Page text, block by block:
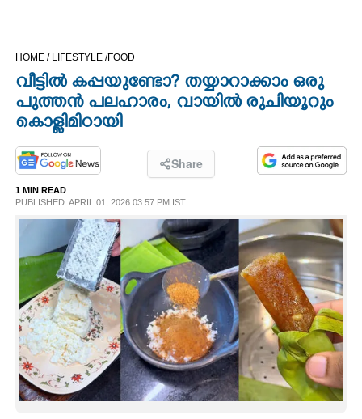
OPINION
PHOTOS
LIFESTYLE
SPIRITUAL
INFO+
ART
ASTRO
HOME / LIFESTYLE /FOOD
വീട്ടിൽ കപ്പയുണ്ടോ? തയ്യാറാക്കാം ഒരു
പുത്തൻ പലഹാരം, വായിൽ രുചിയൂറും
കൊള്ളിമിഠായി
Share
1 MIN READ
PUBLISHED: APRIL 01, 2026 03:57 PM IST